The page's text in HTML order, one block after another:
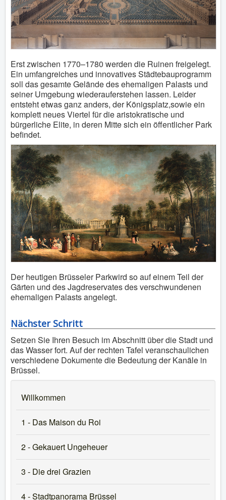
Erst zwischen 1770–1780 werden die Ruinen freigelegt.
Ein umfangreiches und innovatives Städtebauprogramm
soll das gesamte Gelände des ehemaligen Palasts und
seiner Umgebung wiederauferstehen lassen. Leider
entsteht etwas ganz anders, der Königsplatz,sowie ein
komplett neues Viertel für die aristokratische und
bürgerliche Elite, in deren Mitte sich ein öffentlicher Park
befindet.
Der heutigen Brüsseler Parkwird so auf einem Teil der
Gärten und des Jagdreservates des verschwundenen
ehemaligen Palasts angelegt.
Nächster Schritt
Setzen Sie Ihren Besuch im Abschnitt über die Stadt und
das Wasser fort. Auf der rechten Tafel veranschaulichen
verschiedene Dokumente die Bedeutung der Kanäle in
Brüssel.
Willkommen
1 - Das Maison du Roi
2 - Gekauert Ungeheuer
3 - Die drei Grazien
4 - Stadtpanorama Brüssel